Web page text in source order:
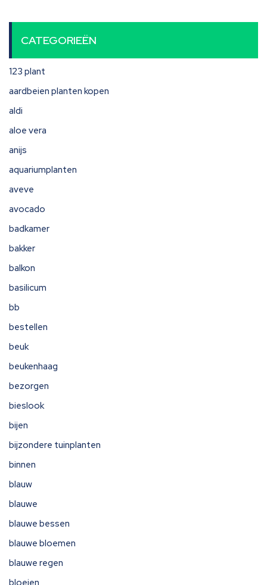
CATEGORIEËN
123 plant
aardbeien planten kopen
aldi
aloe vera
anijs
aquariumplanten
aveve
avocado
badkamer
bakker
balkon
basilicum
bb
bestellen
beuk
beukenhaag
bezorgen
bieslook
bijen
bijzondere tuinplanten
binnen
blauw
blauwe
blauwe bessen
blauwe bloemen
blauwe regen
bloeien